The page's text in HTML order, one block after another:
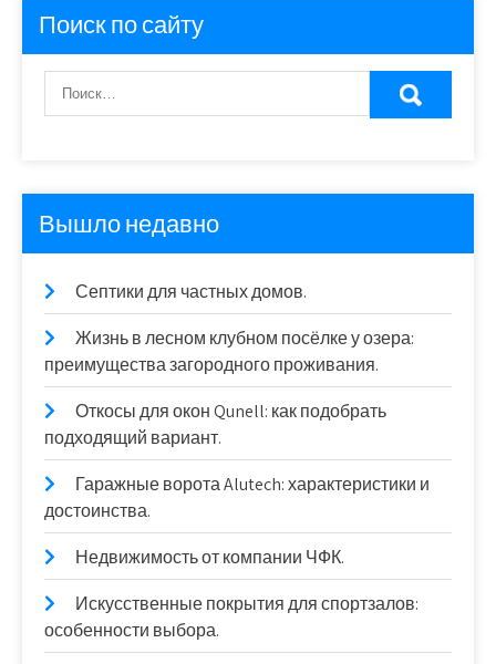
Поиск по сайту
Вышло недавно
Септики для частных домов.
Жизнь в лесном клубном посёлке у озера:
преимущества загородного проживания.
Откосы для окон Qunell: как подобрать
подходящий вариант.
Гаражные ворота Alutech: характеристики и
достоинства.
Недвижимость от компании ЧФК.
Искусственные покрытия для спортзалов:
особенности выбора.